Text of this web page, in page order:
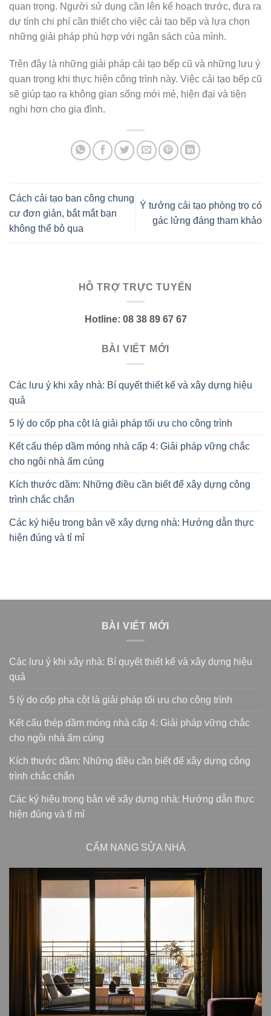
quan trọng. Người sử dụng cần lên kế hoạch trước, đưa ra
dự tính chi phí cần thiết cho việc cải tạo bếp và lựa chọn
những giải pháp phù hợp với ngân sách của mình.
Trên đây là những giải pháp cải tạo bếp cũ và những lưu ý
quan trọng khi thực hiện công trình này. Việc cải tạo bếp cũ
sẽ giúp tạo ra không gian sống mới mẻ, hiện đại và tiện
nghi hơn cho gia đình.
Cách cải tạo ban công chung
cư đơn giản, bắt mắt bạn
không thể bỏ qua
Ý tưởng cải tạo phòng trọ có
gác lửng đáng tham khảo
HỖ TRỢ TRỰC TUYẾN
Hotline: 08 38 89 67 67
BÀI VIẾT MỚI
Các lưu ý khi xây nhà: Bí quyết thiết kế và xây dựng hiệu
quả
5 lý do cốp pha cột là giải pháp tối ưu cho công trình
Kết cấu thép dầm móng nhà cấp 4: Giải pháp vững chắc
cho ngôi nhà ấm cúng
Kích thước dầm: Những điều cần biết để xây dựng công
trình chắc chắn
Các ký hiệu trong bản vẽ xây dựng nhà: Hướng dẫn thực
hiện đúng và tỉ mỉ
BÀI VIẾT MỚI
Các lưu ý khi xây nhà: Bí quyết thiết kế và xây dựng hiệu
quả
5 lý do cốp pha cột là giải pháp tối ưu cho công trình
Kết cấu thép dầm móng nhà cấp 4: Giải pháp vững chắc
cho ngôi nhà ấm cúng
Kích thước dầm: Những điều cần biết để xây dựng công
trình chắc chắn
Các ký hiệu trong bản vẽ xây dựng nhà: Hướng dẫn thực
hiện đúng và tỉ mỉ
CẨM NANG SỬA NHÀ